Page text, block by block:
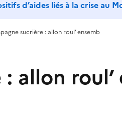
d’aides liés à la crise au
sucrière : allon roul’ ensemb
allon roul’